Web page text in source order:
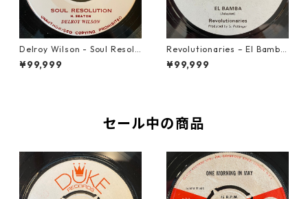
Delroy Wilson - Soul Resolu
tion【7-21935】
¥99,999
Revolutionaries – El Bamba
【7-21855】
¥99,999
セール中の商品